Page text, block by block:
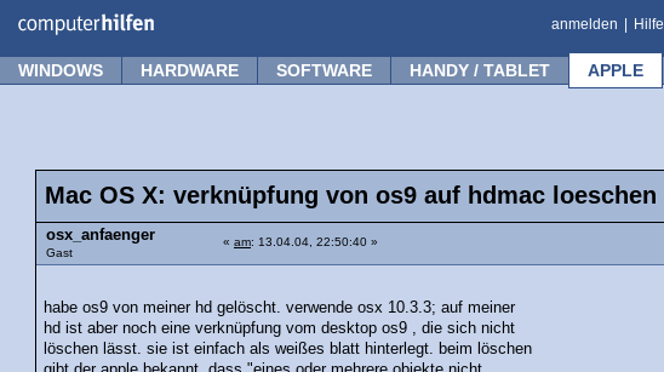
anmelden Hilfe
WINDOWS HARDWARE SOFTWARE HANDY / TABLET APPLE
Mac OS X: verknüpfung von os9 auf hdmac loeschen
osx_anfaenger
Gast
« am: 13.04.04, 22:50:40 »
habe os9 von meiner hd gelöscht. verwende osx 10.3.3; auf meiner
hd ist aber noch eine verknüpfung vom desktop os9 , die sich nicht
löschen lässt. sie ist einfach als weißes blatt hinterlegt. beim löschen